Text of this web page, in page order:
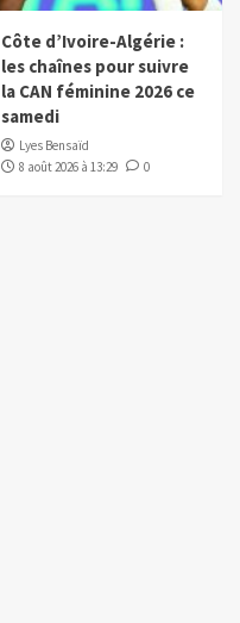
Côte d’Ivoire-Algérie :
les chaînes pour suivre
la CAN féminine 2026 ce
samedi
Lyes Bensaïd
8 août 2026 à 13:29
0